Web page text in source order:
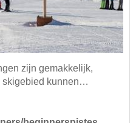
zijn gemakkelijk,
skigebied kunnen…